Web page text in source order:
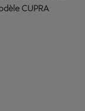
CUPRA